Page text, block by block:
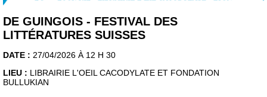
DE GUINGOIS - FESTIVAL DES
LITTÉRATURES SUISSES
DATE : 27/04/2026 À 12 H 30
LIEU : LIBRAIRIE L'OEIL CACODYLATE ET FONDATION
BULLUKIAN